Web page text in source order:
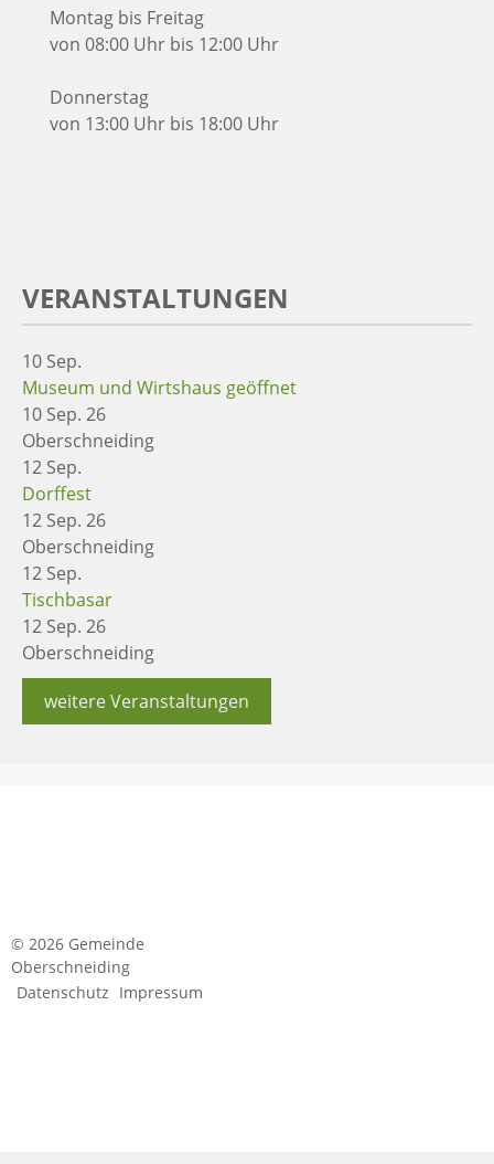
Montag bis Freitag
von 08:00 Uhr bis 12:00 Uhr
Donnerstag
von 13:00 Uhr bis 18:00 Uhr
VERANSTALTUNGEN
10 Sep.
Museum und Wirtshaus geöffnet
10 Sep. 26
Oberschneiding
12 Sep.
Dorffest
12 Sep. 26
Oberschneiding
12 Sep.
Tischbasar
12 Sep. 26
Oberschneiding
weitere Veranstaltungen
© 2026 Gemeinde
Oberschneiding
Datenschutz Impressum